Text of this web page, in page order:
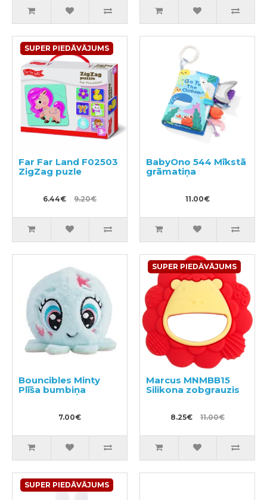
SUPER PIEDĀVĀJUMS
Far Far Land F02503
ZigZag puzle
6.44€ 9.20€
BabyOno 544 Mīkstā
grāmatiņa
11.00€
Bouncibles Minty
Plīša bumbiņa
7.00€
SUPER PIEDĀVĀJUMS
Marcus MNMBB15
Silikona zobgrauzis
8.25€ 11.00€
SUPER PIEDĀVĀJUMS